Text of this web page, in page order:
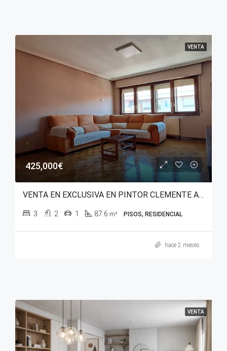
VENTA
425,000€
VENTA EN EXCLUSIVA EN PINTOR CLEMENTE ARRAIZ
3 2 1 87.6 m² PISOS, RESIDENCIAL
hace 2 meses
VENTA